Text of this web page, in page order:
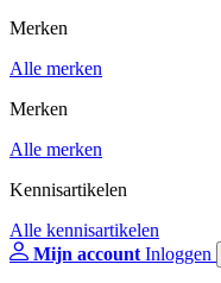
Merken
Alle merken
Merken
Alle merken
Kennisartikelen
Alle kennisartikelen
Mijn account Inloggen